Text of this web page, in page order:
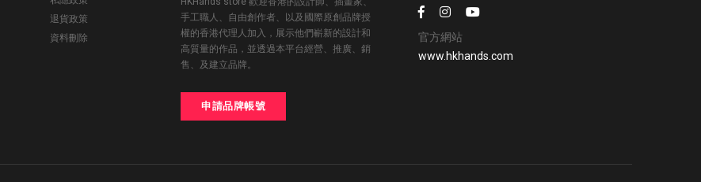
退貨政策
資料刪除
手工職人、自由創作者、以及國際原創品牌授
權的香港代理人加入，展示他們嶄新的設計和
高質量的作品，並透過本平台經營、推廣、銷
售、及建立品牌。
申請品牌帳號
官方網站
www.hkhands.com